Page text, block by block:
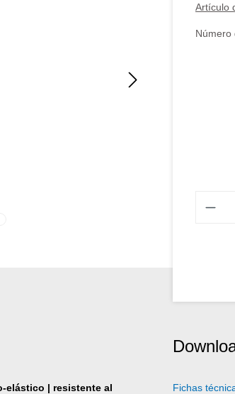
Artículo
Número
elástico | resistente al
Fichas